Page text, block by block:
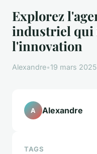
Explorez
industriel qui
l'innovation
Alexandre•19 mars 2025
A Alexandre
TAGS